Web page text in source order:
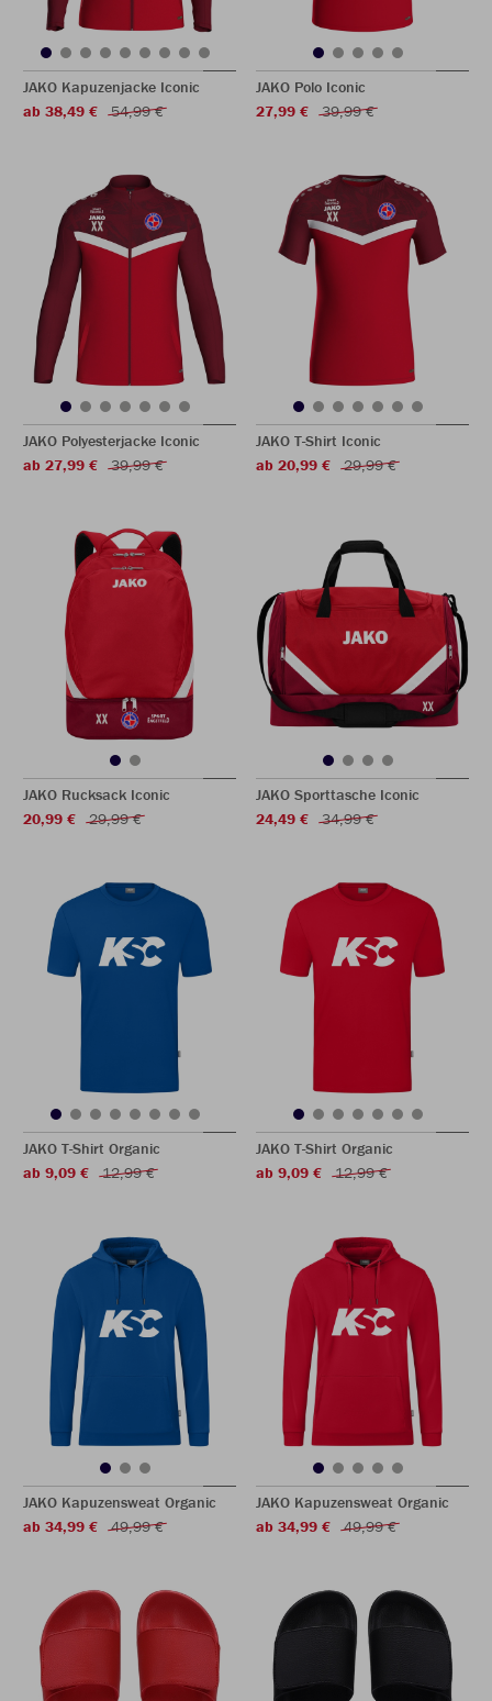
JAKO Kapuzenjacke Iconic
ab 38,49 €
54,99 €
JAKO Polo Iconic
27,99 €
39,99 €
JAKO Polyesterjacke Iconic
ab 27,99 €
39,99 €
JAKO T-Shirt Iconic
ab 20,99 €
29,99 €
JAKO Rucksack Iconic
20,99 €
29,99 €
JAKO Sporttasche Iconic
24,49 €
34,99 €
JAKO T-Shirt Organic
ab 9,09 €
12,99 €
JAKO T-Shirt Organic
ab 9,09 €
12,99 €
JAKO Kapuzensweat Organic
ab 34,99 €
49,99 €
JAKO Kapuzensweat Organic
ab 34,99 €
49,99 €